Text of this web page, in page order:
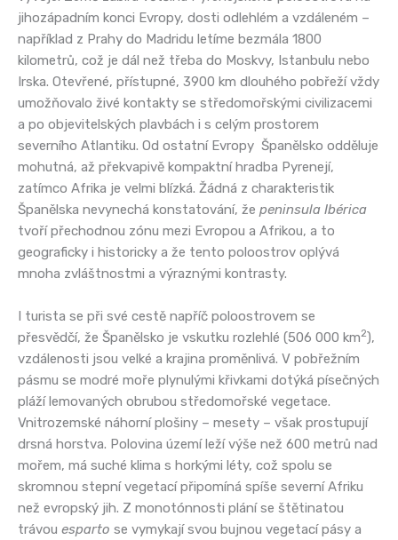
jihozápadním konci Evropy, dosti odlehlém a vzdáleném –
například z Prahy do Madridu letíme bezmála 1800
kilometrů, což je dál než třeba do Moskvy, Istanbulu nebo
Irska. Otevřené, přístupné, 3900 km dlouhého pobřeží vždy
umožňovalo živé kontakty se středomořskými civilizacemi
a po objevitelských plavbách i s celým prostorem
severního Atlantiku. Od ostatní Evropy Španělsko odděluje
mohutná, až překvapivě kompaktní hradba Pyrenejí,
zatímco Afrika je velmi blízká. Žádná z charakteristik
Španělska nevynechá konstatování, že peninsula Ibérica
tvoří přechodnou zónu mezi Evropou a Afrikou, a to
geograficky i historicky a že tento poloostrov oplývá
mnoha zvláštnostmi a výraznými kontrasty.
I turista se při své cestě napříč poloostrovem se
přesvědčí, že Španělsko je vskutku rozlehlé (506 000 km2),
vzdálenosti jsou velké a krajina proměnlivá. V pobřežním
pásmu se modré moře plynulými křivkami dotýká písečných
pláží lemovaných obrubou středomořské vegetace.
Vnitrozemské náhorní plošiny – mesety – však prostupují
drsná horstva. Polovina území leží výše než 600 metrů nad
mořem, má suché klima s horkými léty, což spolu se
skromnou stepní vegetací připomíná spíše severní Afriku
než evropský jih. Z monotónnosti plání se štětinatou
trávou esparto se vymykají svou bujnou vegetací pásy a